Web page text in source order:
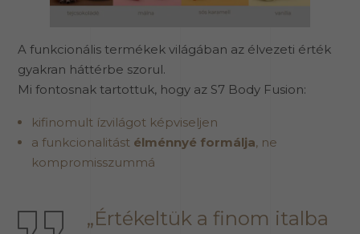
A funkcionális termékek világában az élvezeti érték
gyakran háttérbe szorul.
Mi fontosnak tartottuk, hogy az S7 Body Fusion:
kifinomult ízvilágot képviseljen
a funkcionalitást élménnyé formálja, ne
kompromisszummá
„Értékeltük a finom italba